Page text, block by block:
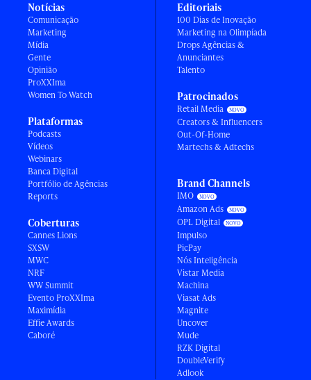
Notícias
Comunicação
Marketing
Mídia
Gente
Opinião
ProXXIma
Women To Watch
Plataformas
Podcasts
Vídeos
Webinars
Banca Digital
Portfólio de Agências
Reports
Coberturas
Cannes Lions
SXSW
MWC
NRF
WW Summit
Evento ProXXIma
Maximídia
Effie Awards
Caboré
Editoriais
100 Dias de Inovação
Marketing na Olimpíada
Drops Agências &
Anunciantes
Talento
Patrocinados
Retail Media
Creators & Influencers
Out-Of-Home
Martechs & Adtechs
Brand Channels
IMO
Amazon Ads
OPL Digital
Impulso
PicPay
Nós Inteligência
Vistar Media
Machina
Viasat Ads
Magnite
Uncover
Mude
RZK Digital
DoubleVerify
Adlook